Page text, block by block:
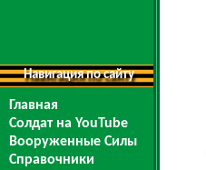
Навигация по сайту
Главная
Солдат на YouTube
Вооруженные Силы
Справочники